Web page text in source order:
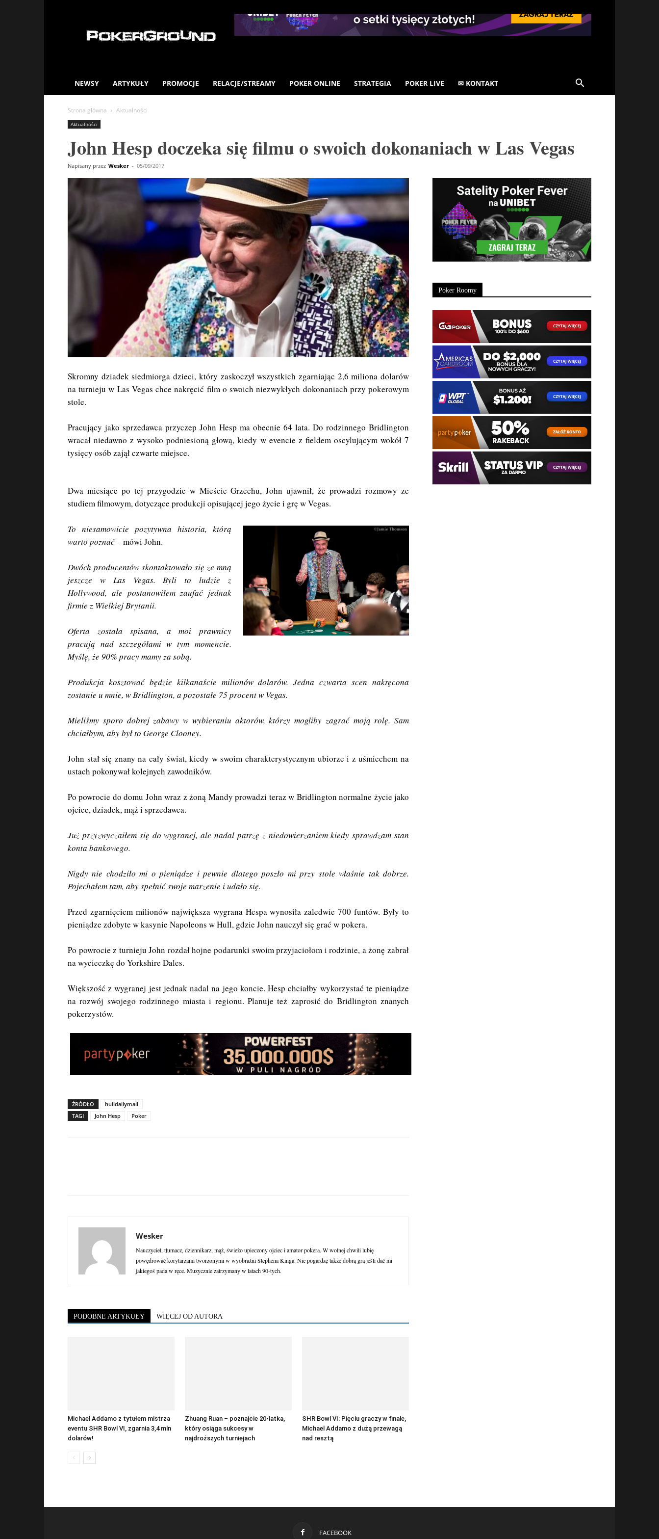
NEWSY ARTYKUŁY PROMOCJE RELACJE/STREAMY POKER ONLINE STRATEGIA POKER LIVE ✉ KONTAKT
Strona główna Aktualności
Aktualności
John Hesp doczeka się filmu o swoich dokonaniach w Las Vegas
Napisany przez Wesker - 05/09/2017
Skromny dziadek siedmiorga dzieci, który zaskoczył wszystkich zgarniając 2,6 miliona dolarów
na turnieju w Las Vegas chce nakręcić film o swoich niezwykłych dokonaniach przy pokerowym
stole.
Pracujący jako sprzedawca przyczep John Hesp ma obecnie 64 lata. Do rodzinnego Bridlington
wracał niedawno z wysoko podniesioną głową, kiedy w evencie z fieldem oscylującym wokół 7
tysięcy osób zajął czwarte miejsce.
Dwa miesiące po tej przygodzie w Mieście Grzechu, John ujawnił, że prowadzi rozmowy ze
studiem filmowym, dotyczące produkcji opisującej jego życie i grę w Vegas.
To niesamowicie pozytywna historia, którą
warto poznać– mówi John.
Dwóch producentów skontaktowało się ze mną
jeszcze w Las Vegas. Byli to ludzie z
Hollywood, ale postanowiłem zaufać jednak
firmie z Wielkiej Brytanii.
Oferta została spisana, a moi prawnicy
pracują nad szczegółami w tym momencie.
Myślę, że 90% pracy mamy za sobą.
Produkcja kosztować będzie kilkanaście milionów dolarów. Jedna czwarta scen nakręcona
zostanie u mnie, w Bridlington, a pozostałe 75 procent w Vegas.
Mieliśmy sporo dobrej zabawy w wybieraniu aktorów, którzy mogliby zagrać moją rolę. Sam
chciałbym, aby był to George Clooney.
John stał się znany na cały świat, kiedy w swoim charakterystycznym ubiorze i z uśmiechem na
ustach pokonywał kolejnych zawodników.
Po powrocie do domu John wraz z żoną Mandy prowadzi teraz w Bridlington normalne życie jako
ojciec, dziadek, mąż i sprzedawca.
Już przyzwyczaiłem się do wygranej, ale nadal patrzę z niedowierzaniem kiedy sprawdzam stan
konta bankowego.
Nigdy nie chodziło mi o pieniądze i pewnie dlatego poszło mi przy stole właśnie tak dobrze.
Pojechałem tam, aby spełnić swoje marzenie i udało się.
Przed zgarnięciem milionów największa wygrana Hespa wynosiła zaledwie 700 funtów. Były to
pieniądze zdobyte w kasynie Napoleons w Hull, gdzie John nauczył się grać w pokera.
Po powrocie z turnieju John rozdał hojne podarunki swoim przyjaciołom i rodzinie, a żonę zabrał
na wycieczkę do Yorkshire Dales.
Większość z wygranej jest jednak nadal na jego koncie. Hesp chciałby wykorzystać te pieniądze
na rozwój swojego rodzinnego miasta i regionu. Planuje też zaprosić do Bridlington znanych
pokerzystów.
ŹRÓDŁO
hulldailymail
TAGI
John Hesp Poker
Wesker
Nauczyciel, tłumacz, dziennikarz, mąż, świeżo upieczony ojciec i amator pokera. W wolnej chwili lubię
powędrować korytarzami tworzonymi w wyobraźni Stephena Kinga. Nie pogardzę także dobrą grą jeśli dać mi
jakiegoś pada w ręce. Muzycznie zatrzymany w latach 90-tych.
PODOBNE ARTYKUŁY WIĘCEJ OD AUTORA
Michael Addamo z tytułem mistrza
eventu SHR Bowl VI, zgarnia 3,4 mln
dolarów!
Zhuang Ruan – poznajcie 20-latka,
który osiąga sukcesy w
najdroższych turniejach
SHR Bowl VI: Pięciu graczy w finale,
Michael Addamo z dużą przewagą
nad resztą
Poker Roomy
FACEBOOK